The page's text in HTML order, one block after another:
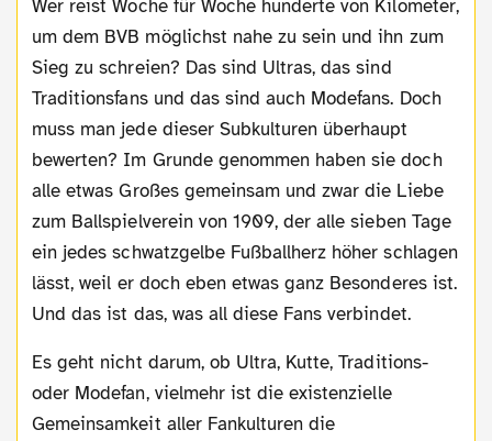
Wer reist Woche für Woche hunderte von Kilometer,
um dem BVB möglichst nahe zu sein und ihn zum
Sieg zu schreien? Das sind Ultras, das sind
Traditionsfans und das sind auch Modefans. Doch
muss man jede dieser Subkulturen überhaupt
bewerten? Im Grunde genommen haben sie doch
alle etwas Großes gemeinsam und zwar die Liebe
zum Ballspielverein von 1909, der alle sieben Tage
ein jedes schwatzgelbe Fußballherz höher schlagen
lässt, weil er doch eben etwas ganz Besonderes ist.
Und das ist das, was all diese Fans verbindet.
Es geht nicht darum, ob Ultra, Kutte, Traditions-
oder Modefan, vielmehr ist die existenzielle
Gemeinsamkeit aller Fankulturen die